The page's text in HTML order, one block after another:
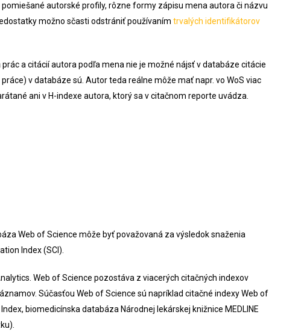
autorské profily, rôzne formy zápisu mena autora či názvu
možno sčasti odstrániť používanímtrvalých identifikátorov
a citácií autora podľa mena nie je možné nájsť v databáze citácie
v databáze sú. Autor teda reálne môže mať napr. vo WoS viac
ani v H-indexe autora, ktorý sa v citačnom reporte uvádza.
Web of Science môže byť považovaná za výsledok snaženia
Index (SCI).
Web of Science pozostáva z viacerých citačných indexov
Súčasťou Web of Science sú napríklad citačné indexy Web of
biomedicínska databáza Národnej lekárskej knižnice MEDLINE